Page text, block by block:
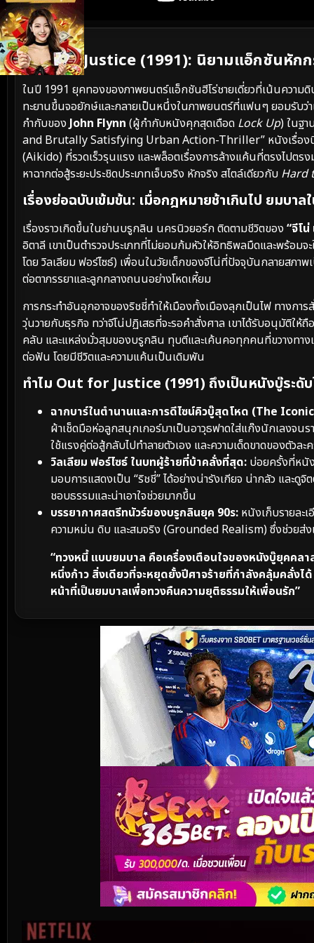
เนื้อเรื่องย่อ
Out for Justice (1991): นิยามแอ็กชันหัก
ในปี 1991 ยุคทองของภาพยนตร์แอ็กชันฮีโร่ชายเดี่ยวที่เน้นความดิ
ทะยานขึ้นจอยักษ์และกลายเป็นหนึ่งในภาพยนตร์ที่แฟนๆ ยอมรับ
กำกับของJohn Flynn (ผู้กำกับหนังคุกสุดเดือด Lock Up) ในฐ
and Brutally Satisfying Urban Action-Thriller” หนังเรื่องนี้
(Aikido) ที่รวดเร็วรุนแรง และพล็อตเรื่องการล้างแค้นที่ตรงไปตร
หาฉากต่อสู้ระยะประชิดประเภทเจ็บจริง หักจริง สไตล์เดียวกับ Hard
เรื่องย่อฉบับเข้มข้น: เมื่อกฎหมายช้าเกินไป ยมบา
เรื่องราวเกิดขึ้นในย่านบรูกลิน นครนิวยอร์ก ติดตามชีวิตของ “จีโน่
อิตาลี เขาเป็นตำรวจประเภทที่ไม่ยอมก้มหัวให้อิทธิพลมืดและพร้อ
โดย วิลเลียม ฟอร์ไซธ์) เพื่อนในวัยเด็กของจีโน่ที่ปัจจุบันกลายสภา
ต่อตาภรรยาและลูกกลางถนนอย่างโหดเหี้ยม
การกระทำอันอุกอาจของริชชี่ทำให้เมืองทั้งเมืองลุกเป็นไฟ ทางก
วุ่นวายกับธุรกิจ ทว่าจีโน่ปฏิเสธที่จะรอคำสั่งศาล เขาได้รับอนุมัติใ
คลับ และแหล่งมั่วสุมของบรูกลิน ทุบตีและเค้นคอทุกคนที่ขวางทา
ต่อฟัน โดยมีชีวิตและความแค้นเป็นเดิมพัน
ทำไม Out for Justice (1991) ถึงเป็นหนังบู๊ระดั
ฉากบาร์ในตำนานและการดีไซน์คิวบู๊สุดโหด (The
ผ้าเช็ดมือห่อลูกสนุกเกอร์มาเป็นอาวุธฟาดใส่แก๊งนักเลงจ
ใช้แรงคู่ต่อสู้กลับไปทำลายตัวเอง และความเด็ดขาดของตัวละ
วิลเลียม ฟอร์ไซธ์ ในบทผู้ร้ายที่บ้าคลั่งที่สุด: บ่อยครั้งที่หนั
มอบการแสดงเป็น “ริชชี่” ได้อย่างน่ารังเกียจ น่ากลัว และ
ชอบธรรมและน่าเอาใจช่วยมากขึ้น
บรรยากาศสตรีทนัวร์ของบรูกลินยุค 90s: หนังเก็บรายละ
ความหม่น ดิบ และสมจริง (Grounded Realism) ซึ่งช่วยส่
“ทวงหนี้ แบบยมบาล คือเครื่องเตือนใจของหนังบู๊ยุคคล
หนึ่งก้าว สิ่งเดียวที่จะหยุดยั้งปีศาจร้ายที่กำลังคลุ้มคลั่งไ
หน้าที่เป็นยมบาลเพื่อทวงคืนความยุติธรรมให้เพื่อนรัก”